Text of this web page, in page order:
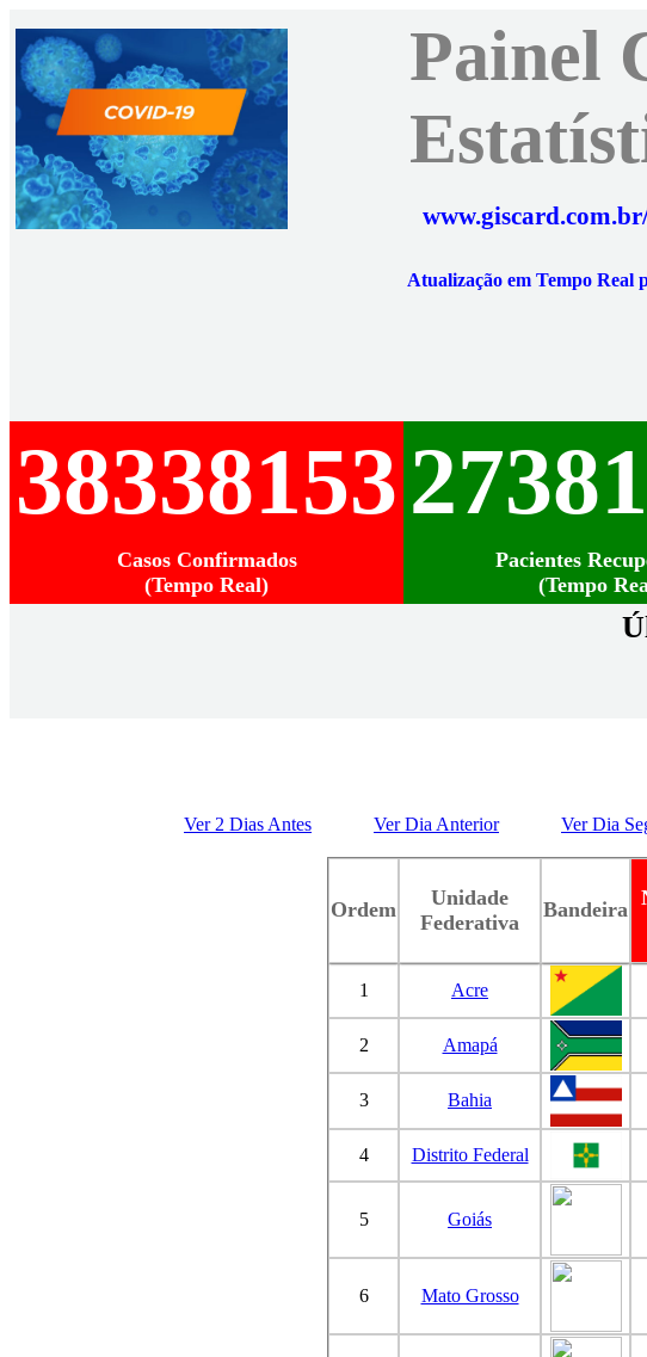
Painel
Atualização em Tempo Real
38338153
Casos Confirmados
(Tempo Real)
Pacientes
(Tempo
Ver 2 Dias Antes Ver Dia Anterior Ver Dia
Ordem
Unidade
Federativa
Bandeira
1 Acre
2 Amapá
3 Bahia
4 Distrito Federal
5 Goiás
6 Mato Grosso